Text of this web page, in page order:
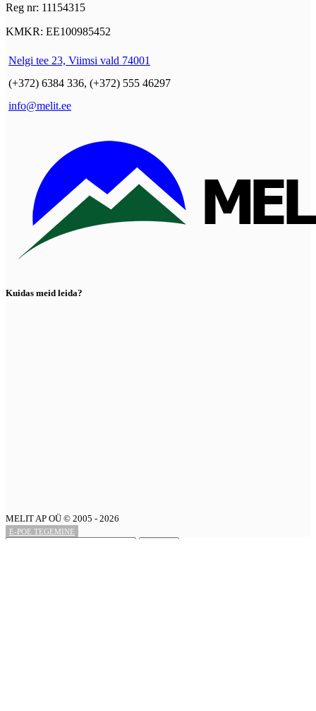
Reg nr: 11154315
KMKR: EE100985452
Nelgi tee 23, Viimsi vald 74001
(+372) 6384 336, (+372) 555 46297
info@melit.ee
Kuidas meid leida?
MELIT AP OÜ © 2005 - 2026
E-POE TEGEMINE